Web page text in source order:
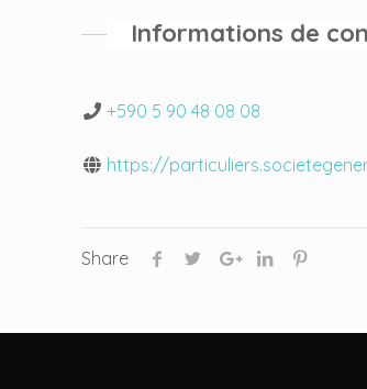
Informations de
+590 5 90 48 08 08
https://
Share